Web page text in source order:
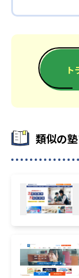
鹿児島大学
防衛医科
自治医科大
北里大学 -
慶應義塾大
昭和大学 -
東海大学 -
東京慈恵会
東京女子医
ト
類似の